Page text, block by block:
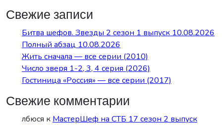
Свежие записи
Битва шефов. Звезды 2 сезон 1 выпуск 10.08.2026
Полный абзац 10.08.2026
Жить сначала — все серии (2010)
Число зверя 1-2, 3, 4 серия (2026)
Гостиница «Россия» — все серии (2017)
Свежие комментарии
лбюся к МастерШеф на СТБ 17 сезон 2 выпуск